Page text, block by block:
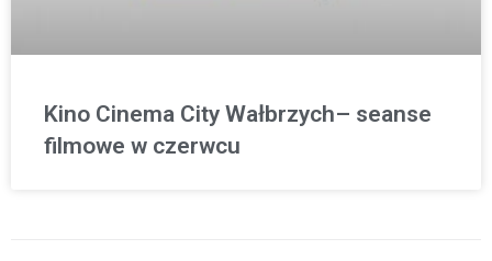
Kino Cinema City Wałbrzych– seanse
filmowe w czerwcu